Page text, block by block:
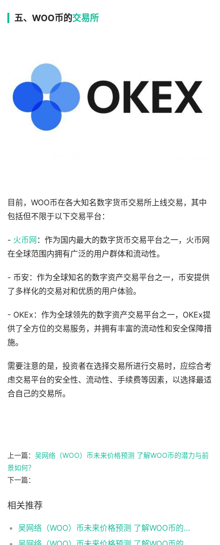
五、WOO币的交易所
目前，WOO币在各大知名数字货币交易所上线交易，其中
包括但不限于以下交易平台：
- 火币网 ：作为国内最大的数字货币交易平台之一，火币网
在全球范围内拥有广泛的用户群体和流动性。
- 币安：作为全球知名的数字资产交易平台之一，币安提供
了多样化的交易对和优质的用户体验。
- OKEx：作为全球领先的数字资产交易平台之一，OKEx提
供了全方位的交易服务，并拥有丰富的流动性和安全保障措
施。
需要注意的是，投资者在选择交易所进行交易时，应综合考
虑交易平台的安全性、流动性、手续费等因素，以选择最适
合自己的交易所。
上一篇： 吴网络（WOO）币未来价格预测 了解WOO币的潜力与前
景如何？
下一篇：
相关推荐
吴网络（WOO）币未来价格预测 了解WOO币的潜力与前景如何？